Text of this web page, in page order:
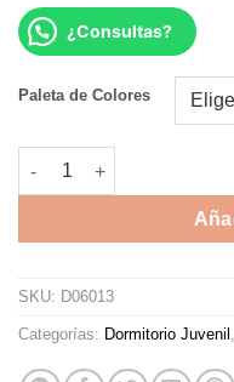
¿Consultas?
Paleta de Colores
DORMITORIO JUVENIL
SKU: D06013
Categorías: Dormitorio Juvenil ,